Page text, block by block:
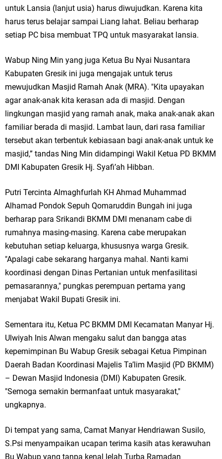
Hari Jadi Pertama PHIGMA: Advokat dan LBH Perkuat Soliditas di
Jakarta
dan Ibu Hamil Narasi
Zakat Produktif Dorong Kemandirian UMKM, LAZISNU Kedamean Bantu
Kembangkan Warung Bu Wiwik
Islamic Center
Jajanan Jadul di Ecopark Randuagung
Takmir Masjid KH Robbach Ma’sum Gelar Penyembelihan Hewan
Qurban dari Bupati & Kepala DPMPTSP Gresik
DPC PDI Perjuangan Gresik Tebar Berkah Idul Adha, Bagikan Daging
Ponpes Himmatul Khoiriyah Gelar Penyembelihan Hewan Qurban dari
Keluarga Besar dr. Titin Ekowati RS Wates Husada Balongpanggang
RT 03 RW 01 Patra Raya Rosewood Cerme Gresik Berbenah dan
Bersolek, Siap Meriahkan HUT Ke 81 RI
untuk Lansia (lanjut usia) harus diwujudkan. Karena kita
harus terus belajar sampai Liang lahat. Beliau berharap
setiap PC bisa membuat TPQ untuk masyarakat lansia.
Wabup Ning Min yang juga Ketua Bu Nyai Nusantara
Kabupaten Gresik ini juga mengajak untuk terus
mewujudkan Masjid Ramah Anak (MRA). "Kita upayakan
agar anak-anak kita kerasan ada di masjid. Dengan
lingkungan masjid yang ramah anak, maka anak-anak akan
familiar berada di masjid. Lambat laun, dari rasa familiar
tersebut akan terbentuk kebiasaan bagi anak-anak untuk ke
masjid,” tandas Ning Min didampingi Wakil Ketua PD BKMM
DMI Kabupaten Gresik Hj. Syafi’ah Hibban.
Putri Tercinta Almaghfurlah KH Ahmad Muhammad
Alhamad Pondok Sepuh Qomaruddin Bungah ini juga
berharap para Srikandi BKMM DMI menanam cabe di
rumahnya masing-masing. Karena cabe merupakan
kebutuhan setiap keluarga, khususnya warga Gresik.
"Apalagi cabe sekarang harganya mahal. Nanti kami
koordinasi dengan Dinas Pertanian untuk menfasilitasi
pemasarannya," pungkas perempuan pertama yang
menjabat Wakil Bupati Gresik ini.
Sementara itu, Ketua PC BKMM DMI Kecamatan Manyar Hj.
Ulwiyah Inis Alwan mengaku salut dan bangga atas
kepemimpinan Bu Wabup Gresik sebagai Ketua Pimpinan
Daerah Badan Koordinasi Majelis Ta’lim Masjid (PD BKMM)
– Dewan Masjid Indonesia (DMI) Kabupaten Gresik.
"Semoga semakin bermanfaat untuk masyarakat,"
ungkapnya.
Di tempat yang sama, Camat Manyar Hendriawan Susilo,
S.Psi menyampaikan ucapan terima kasih atas kerawuhan
Bu Wabup yang tanpa kenal lelah Turba Ramadan